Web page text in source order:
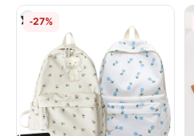
-27%